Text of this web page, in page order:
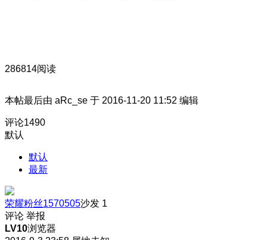
286814阅读
本帖最后由 aRc_se 于 2016-11-20 11:52 编辑
评论1490
默认
默认
最新
荣耀粉丝1570505沙发 1
评论 举报
LV10浏览器